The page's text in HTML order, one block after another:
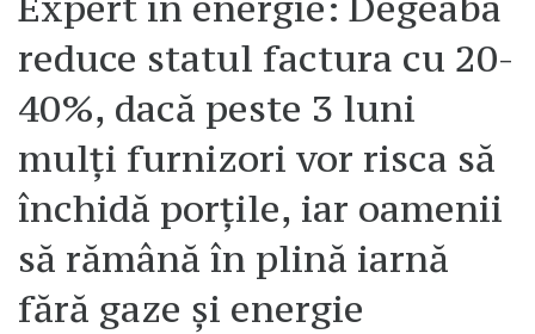
reduce statul factura cu 20-
40%, dacă peste 3 luni
mulți furnizori vor risca să
închidă porțile, iar oamenii
să rămână în plină iarnă
fără gaze și energie